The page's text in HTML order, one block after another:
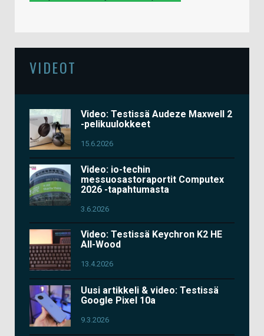
VIDEOT
Video: Testissä Audeze Maxwell 2
-pelikuulokkeet
15.6.2026
Video: io-techin
messuosastoraportit Computex
2026 -tapahtumasta
3.6.2026
Video: Testissä Keychron K2 HE
All-Wood
13.4.2026
Uusi artikkeli & video: Testissä
Google Pixel 10a
9.3.2026